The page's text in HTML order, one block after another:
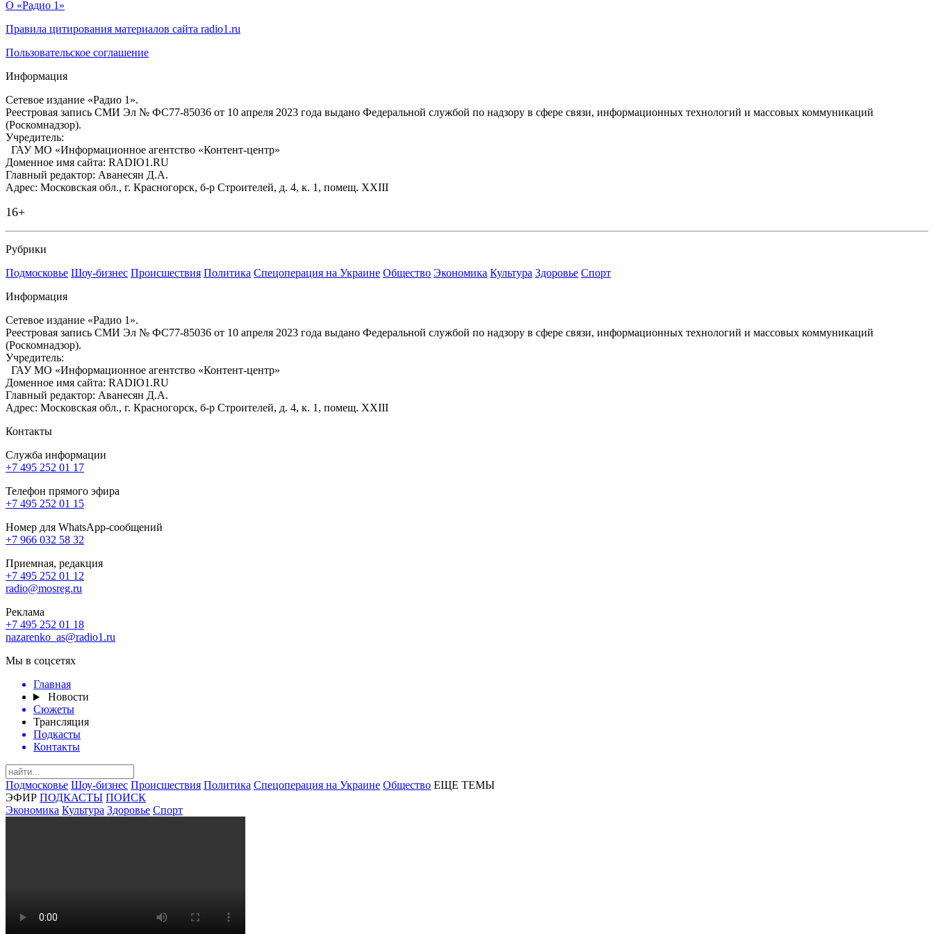
О «Радио 1»
Правила цитирования материалов сайта radio1.ru
Пользовательское соглашение
Информация
Сетевое издание «Радио 1».
Реестровая запись СМИ Эл № ФС77-85036 от 10 апреля 2023 года выдано Федеральной службой по надзору в сфере связи, информационных технологий и массовых коммуникаций
(Роскомнадзор).
Учредитель:
ГАУ МО «Информационное агентство «Контент-центр»
Доменное имя сайта: RADIO1.RU
Главный редактор: Аванесян Д.А.
Адрес: Московская обл., г. Красногорск, б-р Строителей, д. 4, к. 1, помещ. XXIII
16+
Рубрики
Подмосковье Шоу-бизнес Происшествия Политика Спецоперация на Украине Общество Экономика Культура Здоровье Спорт
Информация
Сетевое издание «Радио 1».
Реестровая запись СМИ Эл № ФС77-85036 от 10 апреля 2023 года выдано Федеральной службой по надзору в сфере связи, информационных технологий и массовых коммуникаций
(Роскомнадзор).
Учредитель:
ГАУ МО «Информационное агентство «Контент-центр»
Доменное имя сайта: RADIO1.RU
Главный редактор: Аванесян Д.А.
Адрес: Московская обл., г. Красногорск, б-р Строителей, д. 4, к. 1, помещ. XXIII
Контакты
Служба информации
+7 495 252 01 17
Телефон прямого эфира
+7 495 252 01 15
Номер для WhatsApp-сообщений
+7 966 032 58 32
Приемная, редакция
+7 495 252 01 12
radio@mosreg.ru
Реклама
+7 495 252 01 18
nazarenko_as@radio1.ru
Мы в соцсетях
Главная
Новости
Сюжеты
Трансляция
Подкасты
Контакты
Подмосковье Шоу-бизнес Происшествия Политика Спецоперация на Украине Общество ЕЩЕ ТЕМЫ
ЭФИР ПОДКАСТЫ ПОИСК
Экономика Культура Здоровье Спорт